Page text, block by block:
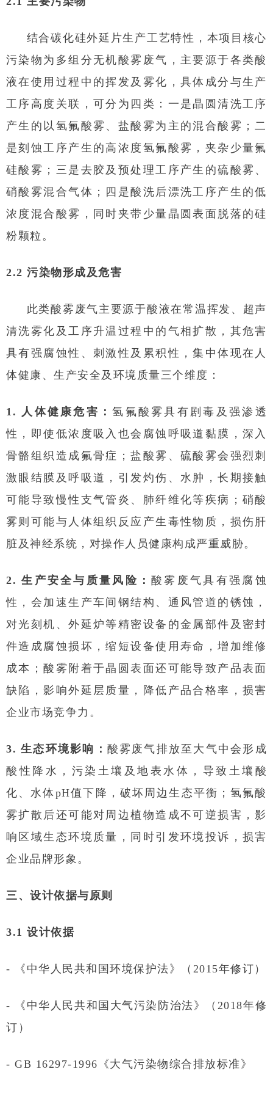
结合碳化硅外延片生产工艺特性，本项目核心
污染物为多组分无机酸雾废气，主要源于各类酸
液在使用过程中的挥发及雾化，具体成分与生产
工序高度关联，可分为四类：一是晶圆清洗工序
产生的以氢氟酸雾、盐酸雾为主的混合酸雾；二
是刻蚀工序产生的高浓度氢氟酸雾，夹杂少量氟
硅酸雾；三是去胶及预处理工序产生的硫酸雾、
硝酸雾混合气体；四是酸洗后漂洗工序产生的低
浓度混合酸雾，同时夹带少量晶圆表面脱落的硅
粉颗粒。
2.2 污染物形成及危害
此类酸雾废气主要源于酸液在常温挥发、超声
清洗雾化及工序升温过程中的气相扩散，其危害
具有强腐蚀性、刺激性及累积性，集中体现在人
体健康、生产安全及环境质量三个维度：
1. 人体健康危害：氢氟酸雾具有剧毒及强渗透
性，即使低浓度吸入也会腐蚀呼吸道黏膜，深入
骨骼组织造成氟骨症；盐酸雾、硫酸雾会强烈刺
激眼结膜及呼吸道，引发灼伤、水肿，长期接触
可能导致慢性支气管炎、肺纤维化等疾病；硝酸
雾则可能与人体组织反应产生毒性物质，损伤肝
脏及神经系统，对操作人员健康构成严重威胁。
2. 生产安全与质量风险：酸雾废气具有强腐蚀
性，会加速生产车间钢结构、通风管道的锈蚀，
对光刻机、外延炉等精密设备的金属部件及密封
件造成腐蚀损坏，缩短设备使用寿命，增加维修
成本；酸雾附着于晶圆表面还可能导致产品表面
缺陷，影响外延层质量，降低产品合格率，损害
企业市场竞争力。
3. 生态环境影响： 酸雾废气排放至大气中会形成
酸性降水，污染土壤及地表水体，导致土壤酸
化、水体pH值下降，破坏周边生态平衡；氢氟酸
雾扩散后还可能对周边植物造成不可逆损害，影
响区域生态环境质量，同时引发环境投诉，损害
企业品牌形象。
三、设计依据与原则
3.1 设计依据
- 《中华人民共和国环境保护法》（2015年修订）
- 《中华人民共和国大气污染防治法》（2018年修
订）
- GB 16297-1996《大气污染物综合排放标准》